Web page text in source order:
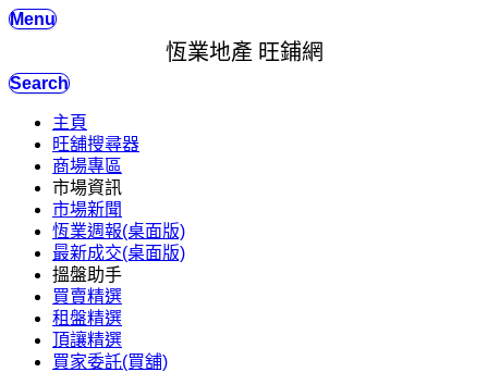
Menu
恆業地產 旺鋪網
Search
主頁
旺舖搜尋器
商場專區
市場資訊
市場新聞
恆業週報(桌面版)
最新成交(桌面版)
搵盤助手
買賣精選
租盤精選
頂讓精選
買家委託(買舖)